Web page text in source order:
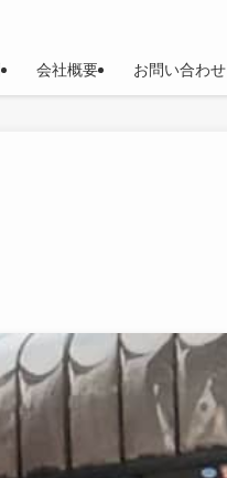
会社概要 お問い合わせ